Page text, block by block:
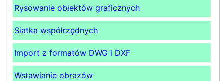
Rysowanie obiektów graficznych
Siatka współrzędnych
Import z formatów DWG i DXF
Wstawianie obrazów